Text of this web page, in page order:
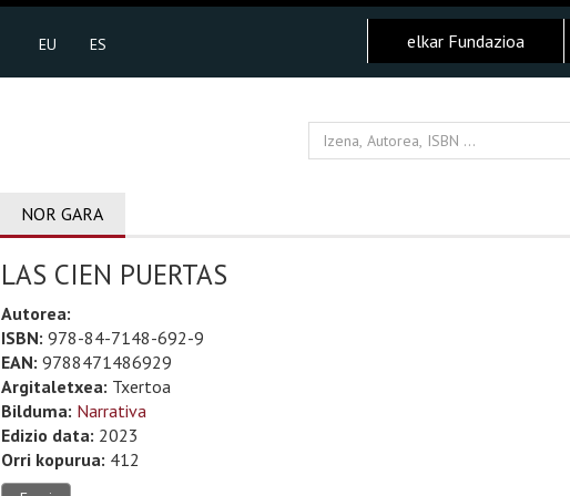
EU ES elkar Fundazioa
NOR GARA
LAS CIEN PUERTAS
Autorea:
ISBN: 978-84-7148-692-9
EAN: 9788471486929
Argitaletxea: Txertoa
Bilduma: Narrativa
Edizio data: 2023
Orri kopurua: 412